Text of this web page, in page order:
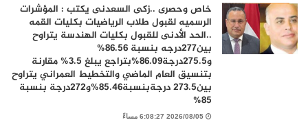
خاص وحصرى ..زكى السعدنى يكتب : المؤشرات
الرسميه لقبول طلاب الرياضيات بكليات القمه
..الحد الأدنى للقبول بكليات الهندسة يتراوح
بين277درجه بنسبة 86.56%
و275.5درجة86.09%بتراجع يبلغ 3.5% مقارنة
بتنسيق العام الماضي والتخطيط العمراني يتراوح
بين273.5 درجةبنسبة85.46%و272درجة بنسبة
85%
2026/08/05 6:08:27 مساءً